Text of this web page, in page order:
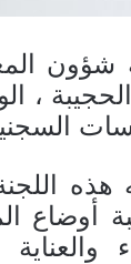
شؤون
،
أوضاع